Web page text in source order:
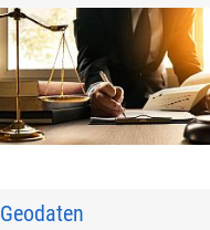
Geodaten